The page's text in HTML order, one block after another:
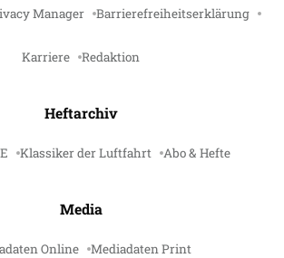
Manager Barrierefreiheitserklärung
Karriere Redaktion
Heftarchiv
Klassiker der Luftfahrt Abo & Hefte
Media
Online Mediadaten Print